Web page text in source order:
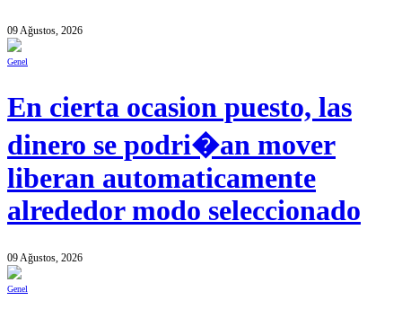
09 Ağustos, 2026
Genel
En cierta ocasion puesto, las
dinero se podri�an mover
liberan automaticamente
alrededor modo seleccionado
09 Ağustos, 2026
Genel